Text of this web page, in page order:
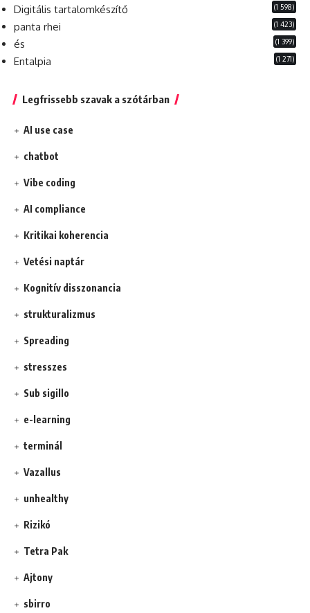
Digitális tartalomkészítő (1 598)
panta rhei (1 423)
és (1 399)
Entalpia (1 271)
Legfrissebb szavak a szótárban
AI use case
chatbot
Vibe coding
AI compliance
Kritikai koherencia
Vetési naptár
Kognitív disszonancia
strukturalizmus
Spreading
stresszes
Sub sigillo
e-learning
terminál
Vazallus
unhealthy
Rizikó
Tetra Pak
Ajtony
sbirro